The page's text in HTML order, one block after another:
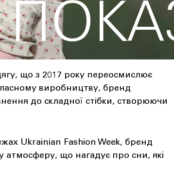
що з 2017 року переосмислює
виробництву, бренд
до складної стібки, створюючи
Ukrainian Fashion Week, бренд
атмосферу, що нагадує про сни, які